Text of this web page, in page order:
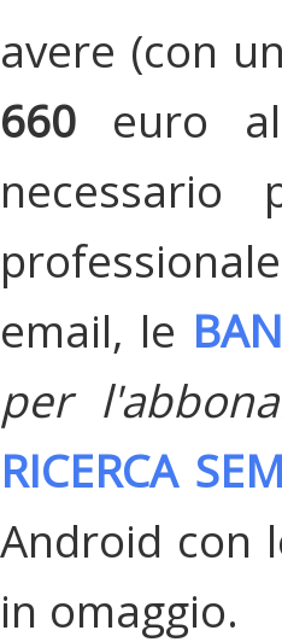
avere (con
660 euro
necessario
email, le
per
RICERCA
Android con
in omaggio.